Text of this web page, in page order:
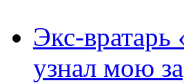
Экс-вратарь
узнал мою